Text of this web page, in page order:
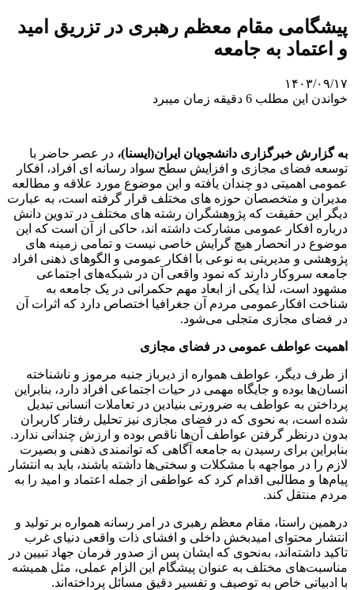
پیشگامی مقام معظم رهبری در تزریق امید
و اعتماد به جامعه
۱۴۰۳/۰۹/۱۷
خواندن این مطلب 6 دقیقه زمان میبرد
به گزارش خبرگزاری دانشجویان ایران(ایسنا)، در عصر حاضر با
توسعه فضای مجازی و افزایش سطح سواد رسانه ای افراد، افکار
عمومی اهمیتی دو چندان یافته و این موضوع مورد علاقه و مطالعه
مدیران و متخصصان حوزه های مختلف قرار گرفته است، به عبارت
دیگر این حقیقت که پژوهشگران رشته های مختلف در تدوین دانش
درباره افکار عمومی مشارکت داشته اند، حاکی از آن است که این
موضوع در انحصار هیچ گرایش خاصی نیست و تمامی زمینه های
پژوهشی و مدیریتی به نوعی با افکار عمومی و الگوهای ذهنی افراد
جامعه سروکار دارند که نمود واقعی آن در شبکه‌های اجتماعی
مشهود است، لذا یکی از ابعاد مهم حکمرانی در یک جامعه به
شناخت افکارعمومی مردم آن جغرافیا اختصاص دارد که اثرات آن
در فضای مجازی متجلی می‌شود.
اهمیت عواطف عمومی در فضای مجازی
از طرف دیگر، عواطف همواره از دیرباز جنبه مرموز و ناشناخته
انسان‌ها بوده و جایگاه مهمی در حیات اجتماعی افراد دارد، بنابراین
پرداختن به عواطف به ضرورتی بنیادین در تعاملات انسانی تبدیل
شده است، به نحوی که در فضای مجازی نیز تحلیل رفتار کاربران
بدون درنظر گرفتن عواطف آن‌ها ناقص بوده و ارزش چندانی ندارد.
بنابراین برای رسیدن به جامعه آگاهی که توانمندی ذهنی و بصیرت
لازم را در مواجهه با مشکلات و سختی‌ها داشته باشند، باید به انتشار
پیام‌ها و مطالبی اقدام کرد که عواطفی از جمله اعتماد و امید را به
مردم منتقل کند.
درهمین راستا، مقام معظم رهبری در امر رسانه همواره بر تولید و
انتشار محتوای امیدبخش داخلی و افشای ذات واقعی دنیای غرب
تاکید داشته‌اند، به‌نحوی که ایشان پس از صدور فرمان جهاد تبیین در
مناسبت‌های مختلف به عنوان پیشگام این الزام عملی، مثل همیشه
با ادبیاتی خاص به توصیف و تفسیر دقیق مسائل پرداخته‌اند.